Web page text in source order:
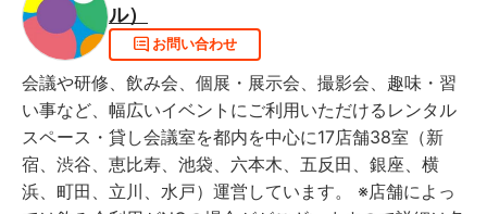
ル）
お問い合わせ
会議や研修、飲み会、個展・展示会、撮影会、趣味・習
い事など、幅広いイベントにご利用いただけるレンタル
スペース・貸し会議室を都内を中心に17店舗38室（新
宿、渋谷、恵比寿、池袋、六本木、五反田、銀座、横
浜、町田、立川、水戸）運営しています。 ※店舗によっ